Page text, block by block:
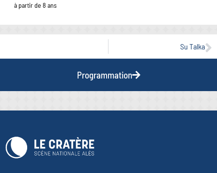
à partir de 8 ans
Su Talka
Programmation